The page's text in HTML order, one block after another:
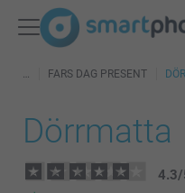
FARS DAG PRESENT
Dörrmatta
4.3/